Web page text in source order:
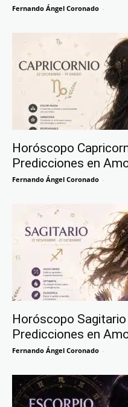
Fernando Ángel Coronado -
Horóscopo
Predicciones en
Fernando Ángel Coronado -
Horóscopo
Predicciones en
Fernando Ángel Coronado -